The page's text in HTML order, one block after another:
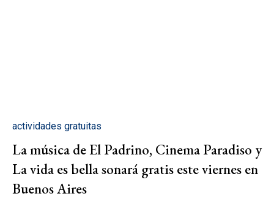
actividades gratuitas
La música de El Padrino, Cinema Paradiso y
La vida es bella sonará gratis este viernes en
Buenos Aires